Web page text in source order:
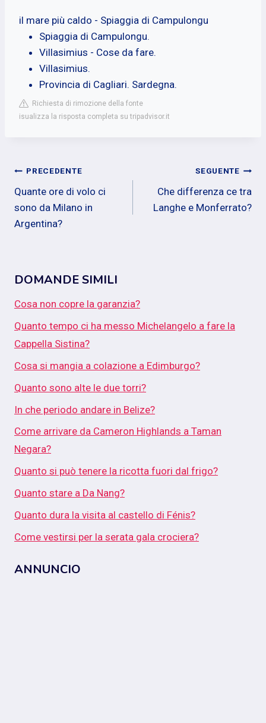
il mare più caldo - Spiaggia di Campulongu
Spiaggia di Campulongu.
Villasimius - Cose da fare.
Villasimius.
Provincia di Cagliari. Sardegna.
Richiesta di rimozione della fonte
isualizza la risposta completa su tripadvisor.it
Navigazione
articoli
PRECEDENTE
Quante ore di volo ci
sono da Milano in
Argentina?
SEGUENTE
Che differenza ce tra
Langhe e Monferrato?
DOMANDE SIMILI
Cosa non copre la garanzia?
Quanto tempo ci ha messo Michelangelo a fare la
Cappella Sistina?
Cosa si mangia a colazione a Edimburgo?
Quanto sono alte le due torri?
In che periodo andare in Belize?
Come arrivare da Cameron Highlands a Taman
Negara?
Quanto si può tenere la ricotta fuori dal frigo?
Quanto stare a Da Nang?
Quanto dura la visita al castello di Fénis?
Come vestirsi per la serata gala crociera?
ANNUNCIO